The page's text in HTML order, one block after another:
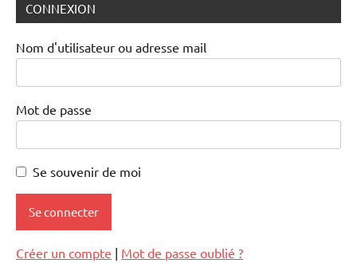
CONNEXION
Nom d'utilisateur ou adresse mail
Mot de passe
Se souvenir de moi
Créer un compte | Mot de passe oublié ?